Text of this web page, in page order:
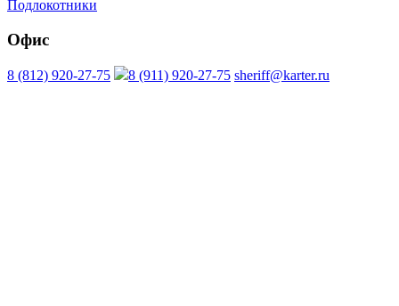
Подлокотники
Офис
8 (812) 920-27-75 8 (911) 920-27-75 sheriff@karter.ru